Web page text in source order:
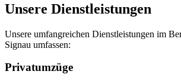
Unsere Dienstleistungen
Unsere umfangreichen Dienstleistungen im
Signau umfassen:
Privatumzüge